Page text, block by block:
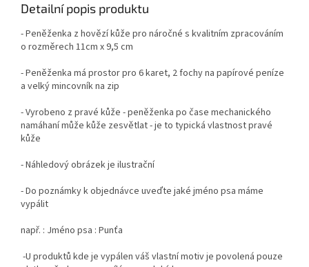
Detailní popis produktu
- Peněženka z hovězí kůže pro náročné s kvalitním zpracováním
o rozměrech 11cm x 9,5 cm
- Peněženka má prostor pro 6 karet, 2 fochy na papírové peníze
a velký mincovník na zip
- Vyrobeno z pravé kůže - peněženka po čase mechanického
namáhaní může kůže zesvětlat - je to typická vlastnost pravé
kůže
- Náhledový obrázek je ilustrační
- Do poznámky k objednávce uveďte jaké jméno psa máme
vypálit
např. : Jméno psa : Punťa
-U produktů kde je vypálen váš vlastní motiv je povolená pouze